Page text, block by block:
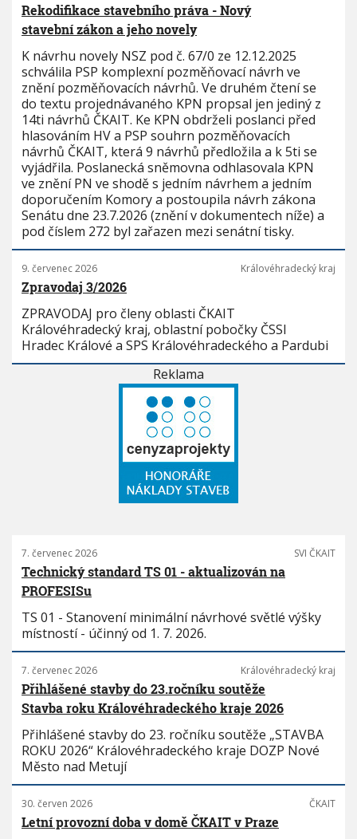
Rekodifikace stavebního práva - Nový
stavební zákon a jeho novely
K návrhu novely NSZ pod č. 67/0 ze 12.12.2025
schválila PSP komplexní pozměňovací návrh ve
znění pozměňovacích návrhů. Ve druhém čtení se
do textu projednávaného KPN propsal jen jediný z
14ti návrhů ČKAIT. Ke KPN obdrželi poslanci před
hlasováním HV a PSP souhrn pozměňovacích
návrhů ČKAIT, která 9 návrhů předložila a k 5ti se
vyjádřila. Poslanecká sněmovna odhlasovala KPN
ve znění PN ve shodě s jedním návrhem a jedním
doporučením Komory a postoupila návrh zákona
Senátu dne 23.7.2026 (znění v dokumentech níže) a
pod číslem 272 byl zařazen mezi senátní tisky.
9. červenec 2026 Královéhradecký kraj
Zpravodaj 3/2026
ZPRAVODAJ pro členy oblasti ČKAIT
Královéhradecký kraj, oblastní pobočky ČSSI
Hradec Králové a SPS Královéhradeckého a Pardubi
Reklama
7. červenec 2026 SVI ČKAIT
Technický standard TS 01 - aktualizován na
PROFESISu
TS 01 - Stanovení minimální návrhové světlé výšky
místností - účinný od 1. 7. 2026.
7. červenec 2026 Královéhradecký kraj
Přihlášené stavby do 23.ročníku soutěže
Stavba roku Královéhradeckého kraje 2026
Přihlášené stavby do 23. ročníku soutěže „STAVBA
ROKU 2026“ Královéhradeckého kraje DOZP Nové
Město nad Metují
30. červen 2026 ČKAIT
Letní provozní doba v domě ČKAIT v Praze